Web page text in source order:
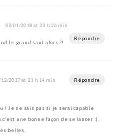
02/01/2018 at 23 h 26 min
Répondre
le grand saut alors ?!
12/2017 at 21 h 14 min Répondre
! Je ne sais pas si je serai capable
une bonne façon de se lancer :).
belles.